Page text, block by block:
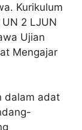
Kurikulum
2 LJUN
Ujian
Mengajar
dalam adat